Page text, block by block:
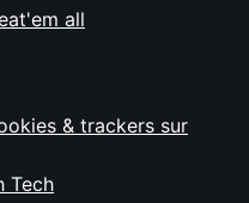
all
& trackers sur
Tech